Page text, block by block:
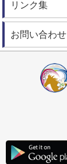
リンク集
お問い合わせ